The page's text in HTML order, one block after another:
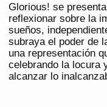
Glorious! se
reflexionar sobre la
sueños,
subraya el poder de
una representación
celebrando la locura
alcanzar lo